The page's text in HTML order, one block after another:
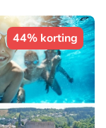
44% korting